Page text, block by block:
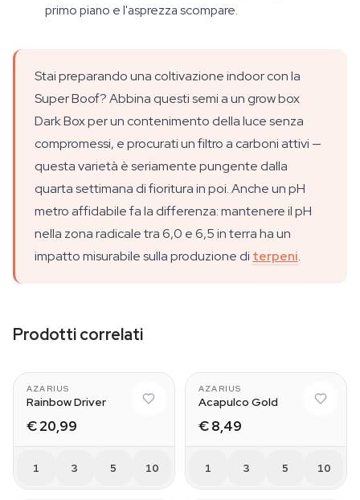
primo piano e l'asprezza scompare.
Stai preparando una coltivazione indoor con la
Super Boof? Abbina questi semi a un grow box
Dark Box per un contenimento della luce senza
compromessi, e procurati un filtro a carboni attivi —
questa varietà è seriamente pungente dalla
quarta settimana di fioritura in poi. Anche un pH
metro affidabile fa la differenza: mantenere il pH
nella zona radicale tra 6,0 e 6,5 in terra ha un
impatto misurabile sulla produzione di terpeni.
Prodotti correlati
AZARIUS
Rainbow Driver
€ 20,99
1 3 5 10
AZARIUS
Acapulco Gold
€ 8,49
1 3 5 10